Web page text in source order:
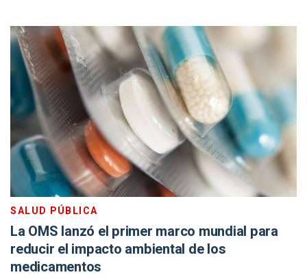
SALUD PÚBLICA
La OMS lanzó el primer marco mundial para
reducir el impacto ambiental de los
medicamentos